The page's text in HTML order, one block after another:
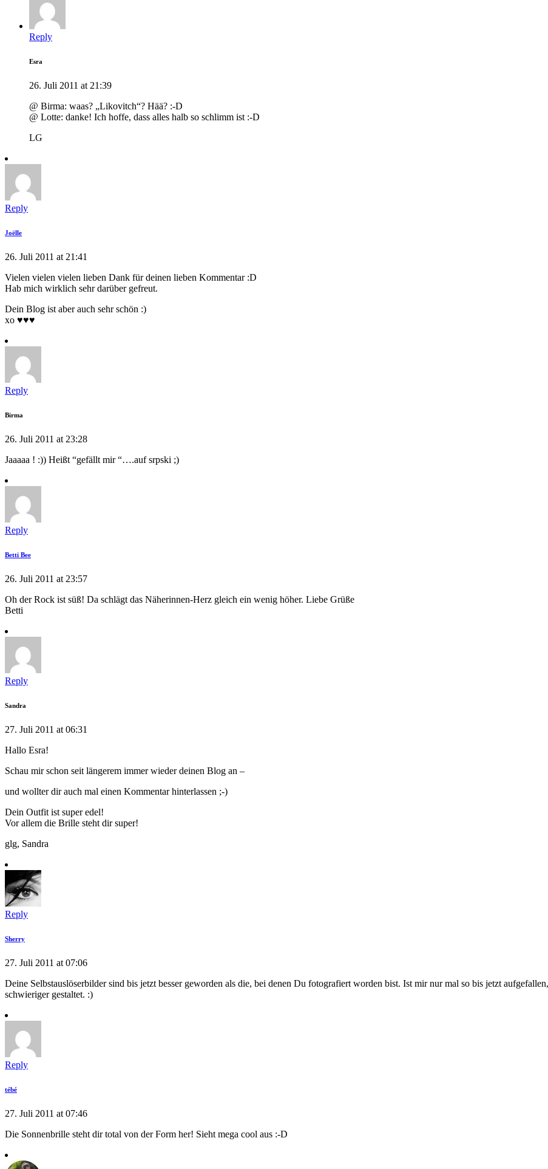
Reply
Esra
26. Juli 2011 at 21:39
@ Birma: waas? „Likovitch“? Hää? :-D
@ Lotte: danke! Ich hoffe, dass alles halb so schlimm ist :-D
LG
Reply
Joëlle
26. Juli 2011 at 21:41
Vielen vielen vielen lieben Dank für deinen lieben Kommentar :D
Hab mich wirklich sehr darüber gefreut.
Dein Blog ist aber auch sehr schön :)
xo ♥♥♥
Reply
Birma
26. Juli 2011 at 23:28
Jaaaaa ! :)) Heißt “gefällt mir “….auf srpski ;)
Reply
Betti Bee
26. Juli 2011 at 23:57
Oh der Rock ist süß! Da schlägt das Näherinnen-Herz gleich ein wenig höher. Liebe Grüße
Betti
Reply
Sandra
27. Juli 2011 at 06:31
Hallo Esra!
Schau mir schon seit längerem immer wieder deinen Blog an –
und wollter dir auch mal einen Kommentar hinterlassen ;-)
Dein Outfit ist super edel!
Vor allem die Brille steht dir super!
glg, Sandra
Reply
Sherry
27. Juli 2011 at 07:06
Deine Selbstauslöserbilder sind bis jetzt besser geworden als die, bei denen Du fotografiert worden bist. Ist mir nur mal so bis jetzt
schwieriger gestaltet. :)
Reply
tébé
27. Juli 2011 at 07:46
Die Sonnenbrille steht dir total von der Form her! Sieht mega cool aus :-D